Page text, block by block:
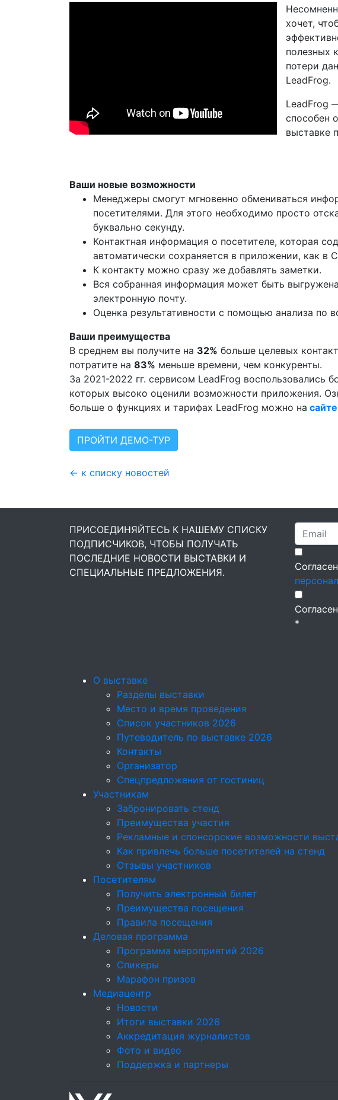
хочет,
полезных
потери
LeadFrog.
LeadFrog
способен
выставке
Ваши новые возможности
Менеджеры смогут мгновенно обмениваться
посетителями. Для этого необходимо просто
буквально секунду.
Контактная информация о посетителе, которая
автоматически сохраняется в приложении, как в
К контакту можно сразу же добавлять заметки.
Вся собранная информация может быть
электронную почту.
Оценка результативности с помощью анализа по
Ваши преимущества
В среднем вы получите на 32% больше целевых
потратите на 83% меньше времени, чем конкуренты.
За 2021-2022 гг. сервисом LeadFrog воспользовались
которых высоко оценили возможности приложения.
больше о функциях и тарифах LeadFrog можно на сайте
ПРОЙТИ ДЕМО-ТУР
← к списку новостей
ПРИСОЕДИНЯЙТЕСЬ К НАШЕМУ СПИСКУ
ПОДПИСЧИКОВ, ЧТОБЫ ПОЛУЧАТЬ
ПОСЛЕДНИЕ НОВОСТИ ВЫСТАВКИ И
СПЕЦИАЛЬНЫЕ ПРЕДЛОЖЕНИЯ.
*
О выставке
Разделы выставки
Место и время проведения
Список участников 2026
Путеводитель по выставке 2026
Контакты
Организатор
Спецпредложения от гостиниц
Участникам
Забронировать стенд
Преимущества участия
Рекламные и спонсорские возможности
Как привлечь больше посетителей на стенд
Отзывы участников
Посетителям
Получить электронный билет
Преимущества посещения
Правила посещения
Деловая программа
Программа мероприятий 2026
Спикеры
Марафон призов
Медиацентр
Новости
Итоги выставки 2026
Аккредитация журналистов
Фото и видео
Поддержка и партнеры